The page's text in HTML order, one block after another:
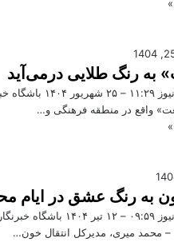
به رنگ طلایی درمی‌آید
به گزارش کاوک نیوز ۱۱:۲۹ – ۲۵
واقع در منطقه فرهنگی و…
به رنگ عشق در ایام
به گزارش کاوک نیوز ۰۹:۵۹ – ۱۲ تير ۱۴۰۴
– محمد میری، مدیرکل انتقال خون…